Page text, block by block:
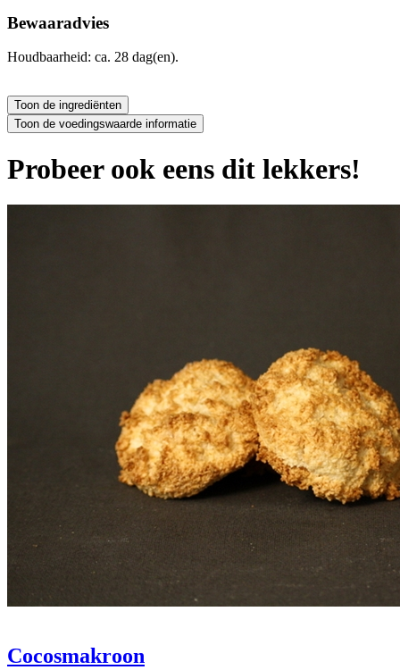
Bewaaradvies
Houdbaarheid: ca. 28 dag(en).
Probeer ook eens dit lekkers!
Cocosmakroon